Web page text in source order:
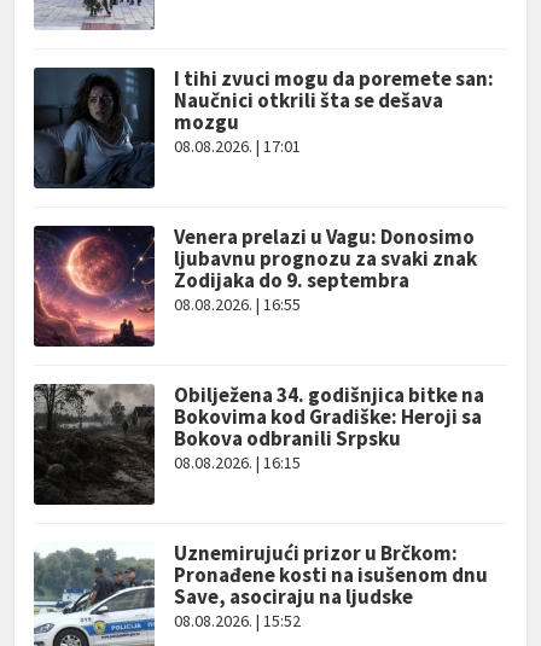
I tihi zvuci mogu da poremete san:
Naučnici otkrili šta se dešava
mozgu
08.08.2026. | 17:01
Venera prelazi u Vagu: Donosimo
ljubavnu prognozu za svaki znak
Zodijaka do 9. septembra
08.08.2026. | 16:55
Obilježena 34. godišnjica bitke na
Bokovima kod Gradiške: Heroji sa
Bokova odbranili Srpsku
08.08.2026. | 16:15
Uznemirujući prizor u Brčkom:
Pronađene kosti na isušenom dnu
Save, asociraju na ljudske
08.08.2026. | 15:52